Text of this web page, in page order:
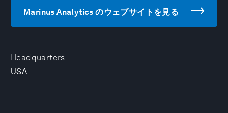
Headquarters
USA
Marinus Analytics のウェブサイトを見る